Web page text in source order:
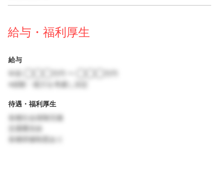
給与・福利厚生
給与
※経験・能力を考慮し決定
待遇・福利厚生
各種社会保険完備
交通費支給
各種研修制度あり